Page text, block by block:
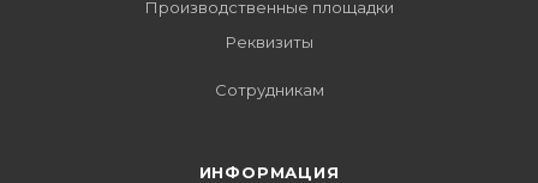
Производственные площадки
Реквизиты
Сотрудникам
ИНФОРМАЦИЯ